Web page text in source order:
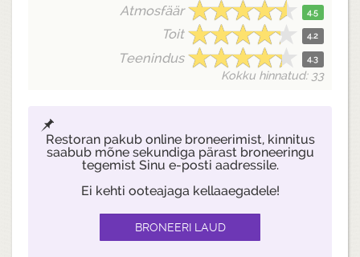
Atmosfäär 4.5
Toit 4.2
Teenindus 4.3
Kokku hinnatud: 33
Restoran pakub online broneerimist, kinnitus
saabub mõne sekundiga pärast broneeringu
tegemist Sinu e-posti aadressile.
Ei kehti ooteajaga kellaaegadele!